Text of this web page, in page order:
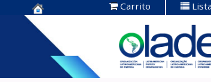
Centro de
Documentación
OLADE -
Carrito